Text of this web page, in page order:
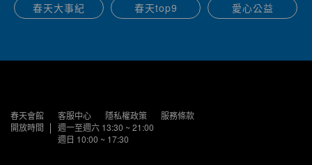
春天大事紀 春天top9 愛心公益
春天會館 客服中心 隱私權政策
服務條款
開放時間
週一至週六 13:30 ~ 21:00
週日 10:00 ~ 17:30